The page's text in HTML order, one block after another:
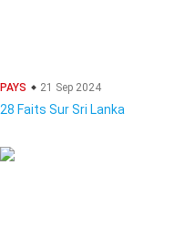
PAYS 21 Sep 2024
28 Faits Sur Sri Lanka